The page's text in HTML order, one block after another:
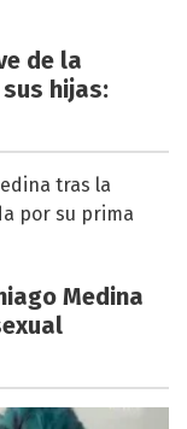
de la
hijas:
Medina